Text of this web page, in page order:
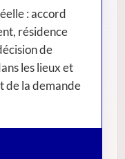
: accord
résidence
de
les lieux et
de la demande